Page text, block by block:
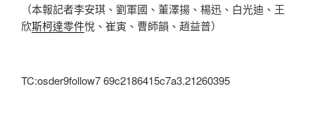
（本報記者李安琪、劉軍國、董澤揚、楊迅、白光迪、王
欣斯柯達零件悅、崔寅、曹師韻、趙益普）
TC:osder9follow7 69c2186415c7a3.21260395